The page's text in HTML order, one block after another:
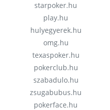
starpoker.hu
play.hu
hulyegyerek.hu
omg.hu
texaspoker.hu
pokerclub.hu
szabadulo.hu
zsugabubus.hu
pokerface.hu